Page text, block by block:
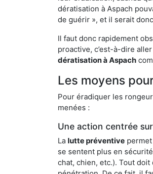
dératisation à Aspach
de guérir », et il serait
Il faut donc rapidement
proactive, c’est-à-dire
dératisation à Aspach
Les moyens
Pour éradiquer les
menées :
Une action centrée
La lutte préventive
se sentent plus en
chat, chien, etc.). Tout